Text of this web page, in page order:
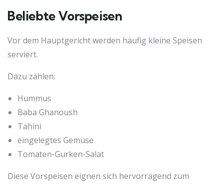
Beliebte Vorspeisen
Vor dem Hauptgericht werden häufig kleine Speisen
serviert.
Dazu zählen:
Hummus
Baba Ghanoush
Tahini
eingelegtes Gemüse
Tomaten-Gurken-Salat
Diese Vorspeisen eignen sich hervorragend zum